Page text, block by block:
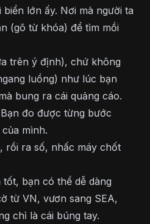
lớn ấy. Nơi mà người ta
(gõ từ khóa) để tìm mồi
trên ý định), chứ không
luồng) như lúc bạn
bung ra cái quảng cáo.
đo được từng bước
mình.
rồi ra số, nhấc máy chốt
bạn có thể dễ dàng
từ VN, vươn sang SEA,
chỉ là cái búng tay.